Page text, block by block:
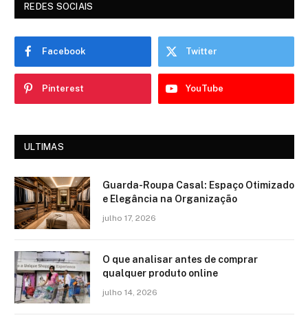
REDES SOCIAIS
Facebook Twitter
Pinterest YouTube
ULTIMAS
Guarda-Roupa Casal: Espaço Otimizado
e Elegância na Organização
julho 17, 2026
O que analisar antes de comprar
qualquer produto online
julho 14, 2026